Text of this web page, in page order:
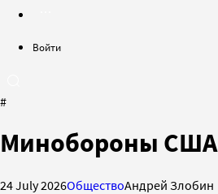
Войти
#
Минобороны США
24 July 2026ОбществоАндрей Злобин